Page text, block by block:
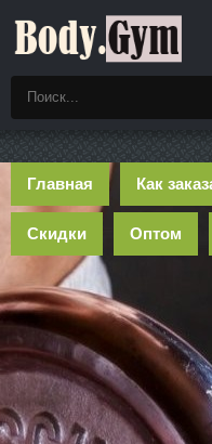
Главная Как
Скидки Оптом